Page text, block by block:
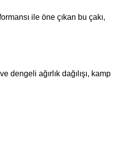
ile öne çıkan bu çakı,
ağırlık dağılışı, kamp